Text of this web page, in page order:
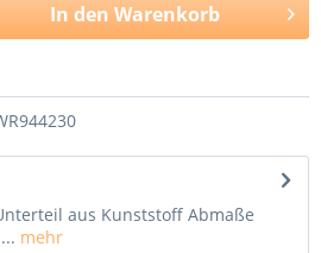
In den Warenkorb
aus Kunststoff Abmaße
mehr